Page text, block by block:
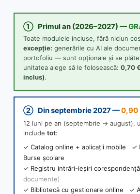
① Primul an (2026–2027) —
Toate modulele incluse, fără niciun
excepție: generările cu AI ale
portofoliu — sunt opționale și se
unitatea alege să le folosească: 0,70
inclus).
② Din septembrie 2027 —0,90
12 luni pe an (septembrie → august),
include tot:
✓ Catalog online + aplicații mobile
Burse școlare
✓ Registru intrări-ieșiri corespondență
documente)
✓ Bibliotecă cu gestionare online ✓